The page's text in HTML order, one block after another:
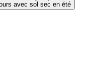
avec sol sec en été